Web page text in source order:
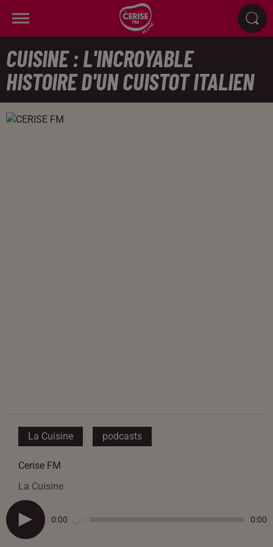
CUISINE : L'INCROYABLE
HISTOIRE D'UN CUISTOT ITALIEN
La Cuisine podcasts
Cerise FM
La Cuisine
0:00 0:00